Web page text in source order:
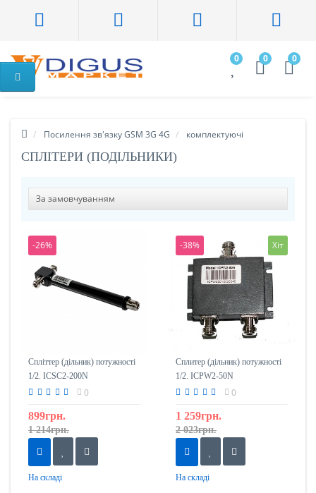
0 0 0
Посилення зв'язку GSM 3G 4G комплектуючі
СПЛІТЕРИ (ПОДІЛЬНИКИ)
-26%
Спліттер (дільник) потужності
1/2. ICSC2-200N
0
899грн.
1 214грн.
На складі
-38% Хіт
Сплитер (дільник) потужності
1/2. ICPW2-50N
0
1 259грн.
2 023грн.
На складі